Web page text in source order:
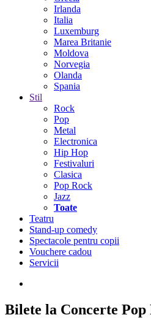
Irlanda
Italia
Luxemburg
Marea Britanie
Moldova
Norvegia
Olanda
Spania
Stil
Rock
Pop
Metal
Electronica
Hip Hop
Festivaluri
Clasica
Pop Rock
Jazz
Toate
Teatru
Stand-up comedy
Spectacole pentru copii
Vouchere cadou
Servicii
Bilete la Concerte Pop